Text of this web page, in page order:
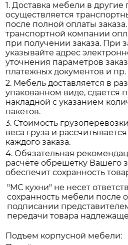
1. Доставка мебели в другие
осуществляется
после полной оплаты
транспортной компании
при получении заказа. При
указывайте адрес
уточнения параметров
платежных документов и пр.
2. Мебель доставляется в
упакованном виде, сдается
накладной с указанием
пакетов.
3. Стоимость
веса груза и
каждого заказа.
4. Обязательная
расчёте обрешетку Вашего
обеспечит сохранность
"МС кухни" не несет
сохранность мебели после
подписании
передачи товара
Подъем корпусной мебели: